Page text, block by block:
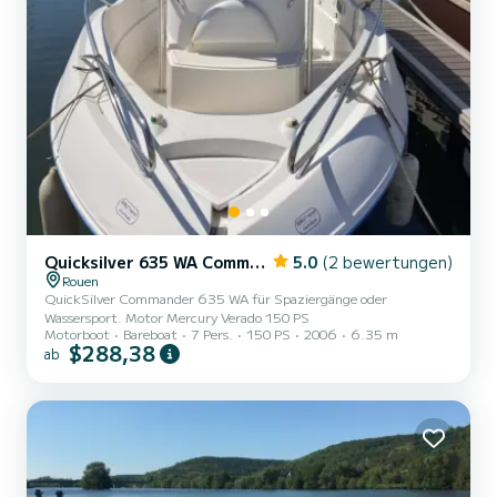
Quicksilver 635 WA Commander 5.0 (2 bewertungen)
Rouen
QuickSilver Commander 635 WA für Spaziergänge oder
Wassersport. Motor Mercury Verado 150 PS
Motorboot
Bareboat 7 Pers. 150 PS 2006 6.35 m
ab $288,38